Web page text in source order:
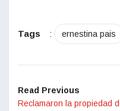
Tags : ernestina pais
Read Previous
Reclamaron la propiedad